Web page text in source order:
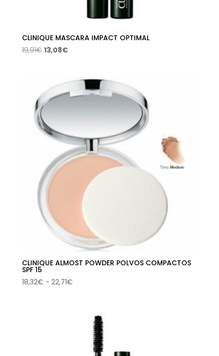
CLINIQUE MASCARA IMPACT OPTIMAL
19,91€ El
19,91€.
13,08€El
es:
13,08€.
CLINIQUE ALMOST POWDER POLVOS COMPACTOS
SPF 15
18,32€ - 22,71€Rango
18,32€
22,71€